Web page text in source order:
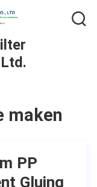
maken
PP
Gluing